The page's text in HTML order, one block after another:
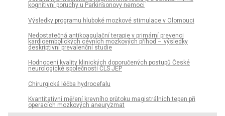
kognitivní poruchy u Parkinsonovy nemoci
Výsledky programu hluboké mozkové stimulace v Olomouci
Nedostatečná antikoagulační terapie v primární prevenci
kardioembolických cévních mozkových příhod – výsledky
deskriptivní prevalenční studie
Hodnocení kvality klinických doporučených postupů České
neurologické společnosti ČLS JEP
Chirurgická léčba hydrocefalu
Kvantitativní měření krevního průtoku magistrálních tepen při
operacích mozkových aneuryzmat